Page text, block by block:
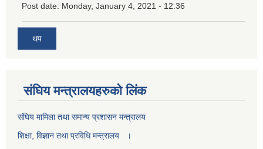
Post date: Monday, January 4, 2021 - 12:36
थप
स‌ंघिय मन्त्रालयहरुको लिंक
स‌ंघिय मामिला तथा समान्य प्रशासन मन्त्रालय
शिक्षा, विज्ञान तथा प्रविधि मन्त्रालय ।